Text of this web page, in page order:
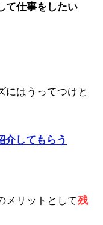
て仕事をしたい
にはうってつけと
介してもらう
メリットとして残